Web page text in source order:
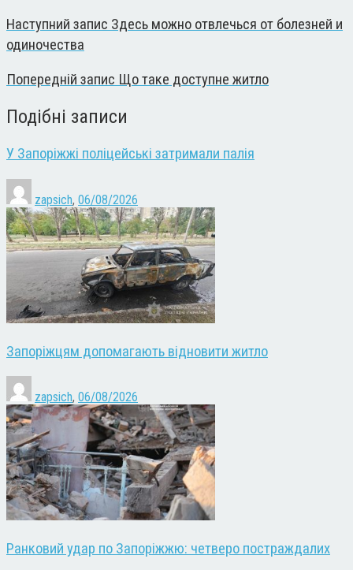
Наступний запис Здесь можно отвлечься от болезней и
одиночества
Попередній запис Що таке доступне житло
Подібні записи
У Запоріжжі поліцейські затримали палія
zapsich, 06/08/2026
Запоріжцям допомагають відновити житло
zapsich, 06/08/2026
Ранковий удар по Запоріжжю: четверо постраждалих